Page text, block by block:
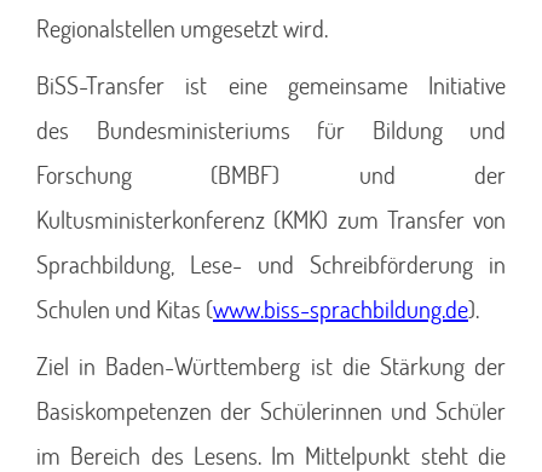
Regionalstellen umgesetzt wird.
BiSS-Transfer ist eine gemeinsame Initiative
des Bundesministeriums für Bildung und
Forschung (BMBF) und der
Kultusministerkonferenz (KMK) zum Transfer von
Sprachbildung, Lese- und Schreibförderung in
Schulen und Kitas (www.biss-sprachbildung.de).
Ziel in Baden-Württemberg ist die Stärkung der
Basiskompetenzen der Schülerinnen und Schüler
im Bereich des Lesens. Im Mittelpunkt steht die